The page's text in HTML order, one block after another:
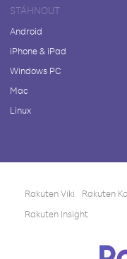
STÁHNOUT
Android
iPhone & iPad
Windows PC
Mac
Linux
Rakuten Viki Rakuten
Rakuten Insight